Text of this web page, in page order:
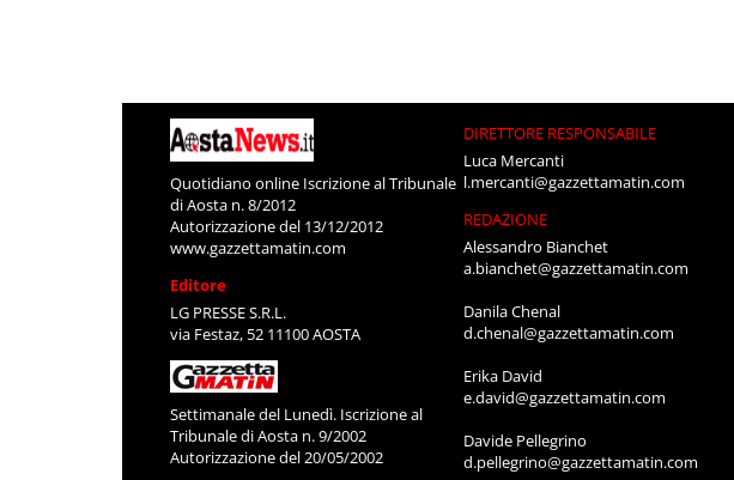
Quotidiano online Iscrizione al Tribunale
di Aosta n. 8/2012
Autorizzazione del 13/12/2012
www.gazzettamatin.com
Editore
LG PRESSE S.R.L.
via Festaz, 52 11100 AOSTA
Settimanale del Lunedì. Iscrizione al
Tribunale di Aosta n. 9/2002
Autorizzazione del 20/05/2002
DIRETTORE RESPONSABILE
Luca Mercanti
l.mercanti@gazzettamatin.com
REDAZIONE
Alessandro Bianchet
a.bianchet@gazzettamatin.com
Danila Chenal
d.chenal@gazzettamatin.com
Erika David
e.david@gazzettamatin.com
Davide Pellegrino
d.pellegrino@gazzettamatin.com